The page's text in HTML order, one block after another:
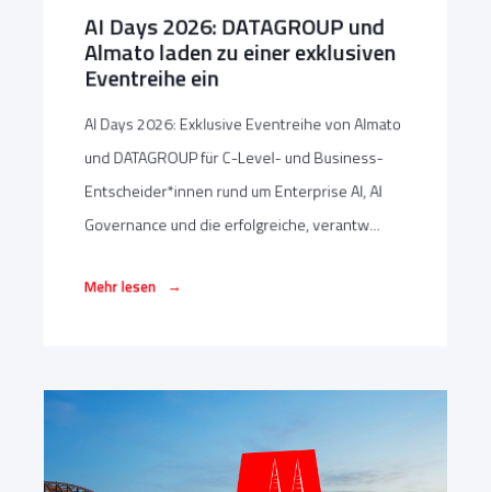
AI Days 2026: DATAGROUP und
Almato laden zu einer exklusiven
Eventreihe ein
AI Days 2026: Exklusive Eventreihe von Almato
und DATAGROUP für C-Level- und Business-
Entscheider*innen rund um Enterprise AI, AI
Governance und die erfolgreiche, verantw...
Mehr lesen →